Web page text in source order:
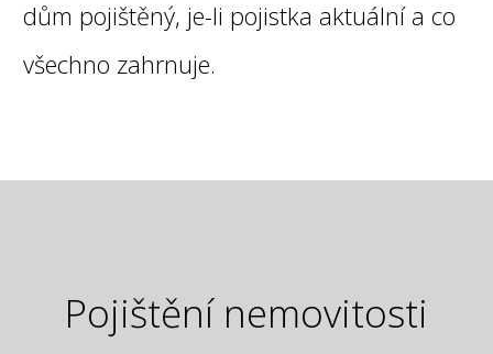
dům pojištěný, je-li pojistka aktuální a co
všechno zahrnuje.
Pojištění nemovitosti